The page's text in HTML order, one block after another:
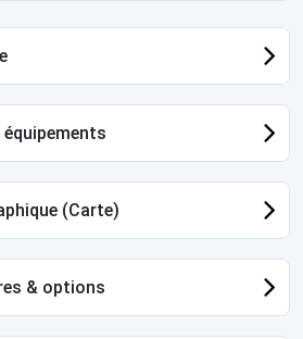
(Carte)
& options